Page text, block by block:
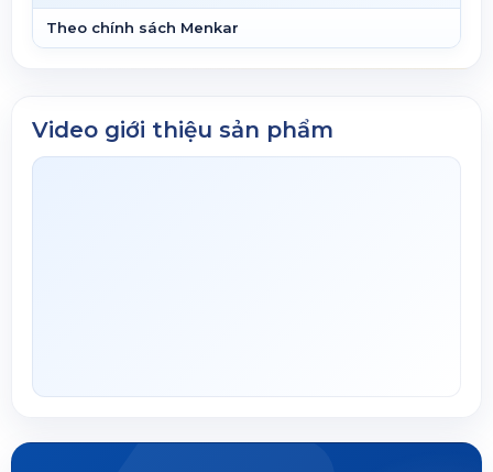
Theo chính sách Menkar
Video giới thiệu sản phẩm